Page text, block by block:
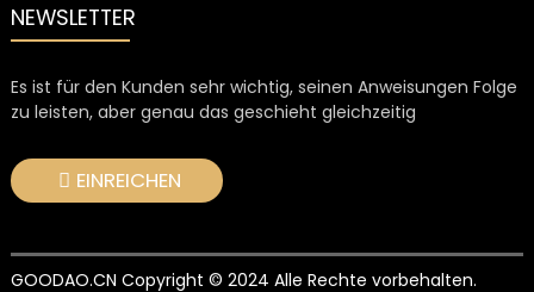
NEWSLETTER
Es ist für den Kunden sehr wichtig, seinen Anweisungen Folge
zu leisten, aber genau das geschieht gleichzeitig
EINREICHEN
GOODAO.CN Copyright © 2024 Alle Rechte vorbehalten.